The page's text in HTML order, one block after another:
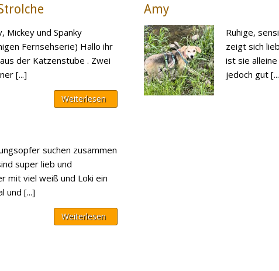
Mickey und Spanky
Fernsehserie) Hallo ihr
der Katzenstube . Zwei
[...]
Weiterlesen
suchen zusammen
super lieb und
mit viel weiß und Loki ein
und [...]
Weiterlesen
Amy
Ruhige,
zeigt sich
ist sie
jedoch gut